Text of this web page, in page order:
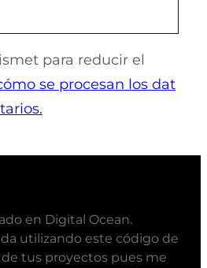
para reducir el
se procesan los dat
en Digital Ocean.
utilizando este código de
tus proyectos pues me